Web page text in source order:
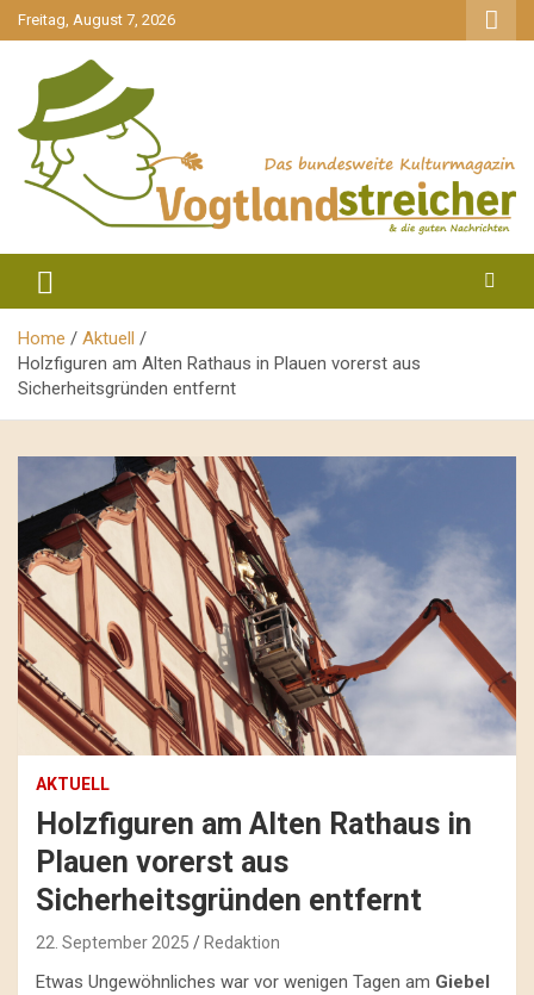
gehe
zum
Freitag, August 7, 2026
Vogtlandstreicher
Home
Aktuell
Holzfiguren am Alten Rathaus in Plauen vorerst aus
Sicherheitsgründen entfernt
AKTUELL
Holzfiguren am Alten Rathaus in
Plauen vorerst aus
Sicherheitsgründen entfernt
22. September 2025 Redaktion
Etwas Ungewöhnliches war vor wenigen Tagen am Giebel